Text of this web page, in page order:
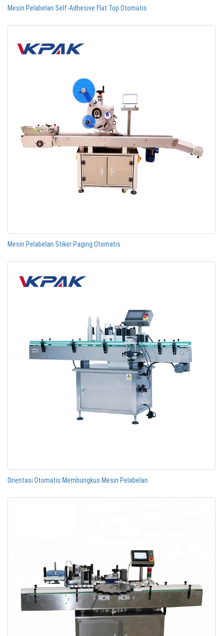
Mesin Pelabelan Self-Adhesive Flat Top Otomatis
Mesin Pelabelan Stiker Paging Otomatis
Orientasi Otomatis Membungkus Mesin Pelabelan